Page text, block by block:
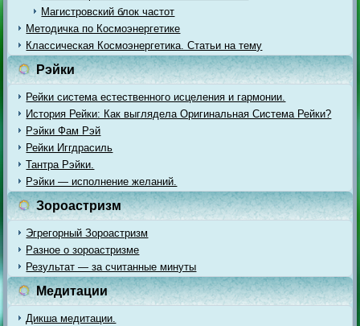
Магистровский блок частот
Методичка по Космоэнергетике
Классическая Космоэнергетика. Статьи на тему
Рэйки
Рейки система естественного исцеления и гармонии.
История Рейки: Как выглядела Оригинальная Система Рейки?
Рэйки Фам Рэй
Рейки Иггдрасиль
Тантра Рэйки.
Рэйки — исполнение желаний.
Зороастризм
Эгрегорный Зороастризм
Разное о зороастризме
Результат — за считанные минуты
Медитации
Дикша медитации.